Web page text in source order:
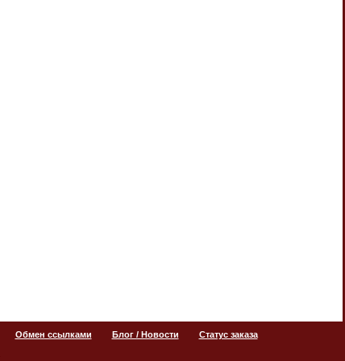
Обмен ссылками Блог / Новости Статус заказа